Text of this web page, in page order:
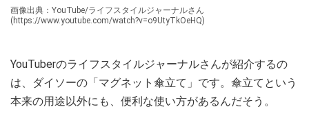
画像出典：YouTube/ライフスタイルジャーナルさん
(https://www.youtube.com/watch?v=o9UtyTkOeHQ)
YouTuberのライフスタイルジャーナルさんが紹介するの
は、ダイソーの「マグネット傘立て」です。傘立てという
本来の用途以外にも、便利な使い方があるんだそう。